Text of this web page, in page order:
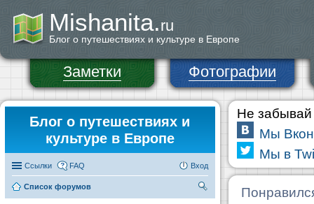
Mishanita.ru
Блог о путешествиях и культуре в Европе
Заметки Фотографии
Блог о путешествиях и
культуре в Европе
Ссылки FAQ Вход
Список форумов
Не забывай
Мы
Мы в